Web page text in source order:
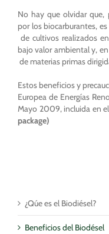
No hay que olvidar que,
por los biocarburantes,
de cultivos realizados
bajo valor ambiental y,
de materias primas
Estos beneficios y
Europea de Energías
Mayo 2009, incluida en el
package)
¿Qúe es el Biodiésel?
Beneficios del Biodésel